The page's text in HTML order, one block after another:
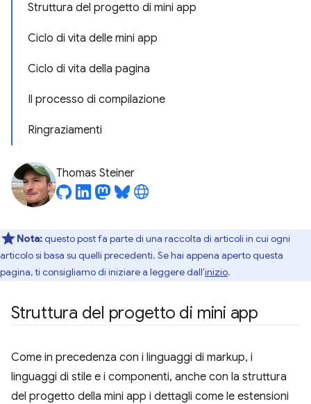
Struttura del progetto di mini app
Ciclo di vita delle mini app
Ciclo di vita della pagina
Il processo di compilazione
Ringraziamenti
Thomas Steiner
Nota:questo post fa parte di una raccolta di articoli in cui ogni
articolo si basa su quelli precedenti. Se hai appena aperto questa
pagina, ti consigliamo di iniziare a leggere dall'inizio.
Struttura del progetto di mini app
Come in precedenza con i linguaggi di markup, i
linguaggi di stile e i componenti, anche con la struttura
del progetto della mini app i dettagli come le estensioni